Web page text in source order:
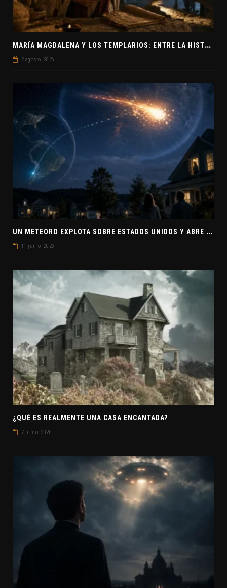
M
ARÍA MAGDALENA Y LOS TEMPLARIOS: ENTRE LA HISTORIA Y EL MISTERIO
2 agosto, 2026
U
N METEORO EXPLOTA SOBRE ESTADOS UNIDOS Y ABRE LA PISTA DE POLAR-IM, UN POSIBLE VISITANTE INTERESTELAR
11 junio, 2026
¿QUÉ ES REALMENTE UNA CASA ENCANTADA?
7 junio, 2026